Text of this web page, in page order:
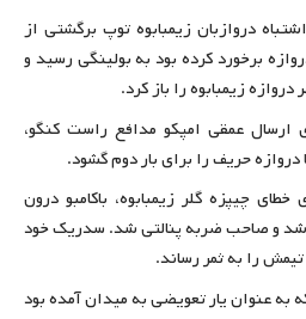
(۴): روی اشتباه دروازبان زیمبابوه توپ برگشتی از
برخورد کرده بود به بولینگی رسید و
زیمبابوه را باز کرد.
(۳۴): روی ارسال عمقی امپکو مدافع راست کنگو،
دروازه حریف را برای بار دوم گشود.
(۶۵): روی خطای چیپزه گلر زیمبابوه، باکامبو درون
شد و صاحب ضربه پنالتی شد. سدریک خود
را به ثمر رساند.
(۷۸): او که به عنوان یار تعویضی به میدان آمده بود